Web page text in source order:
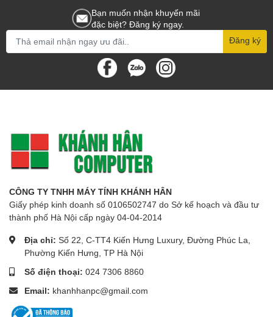
Bạn muốn nhận khuyến mãi
đặc biệt? Đăng ký ngay.
Đăng ký
CÔNG TY TNHH MÁY TÍNH KHÁNH HÂN
Giấy phép kinh doanh số 0106502747 do Sở kế hoạch và đầu tư
thành phố Hà Nội cấp ngày 04-04-2014
Địa chỉ: Số 22, C-TT4 Kiến Hưng Luxury, Đường Phúc La,
Phường Kiến Hưng, TP Hà Nội
Số điện thoại: 024 7306 8860
Email: khanhhanpc@gmail.com